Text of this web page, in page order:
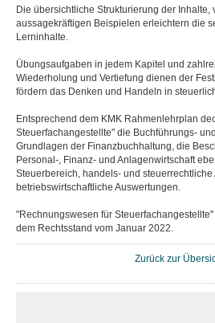
Die übersichtliche Strukturierung der Inhalte,
aussagekräftigen Beispielen erleichtern die
Lerninhalte.
Übungsaufgaben in jedem Kapitel und
Wiederholung und Vertiefung dienen der
fördern das Denken und Handeln in
Entsprechend dem KMK Rahmenlehrplan
Steuerfachangestellte" die Buchführungs-
Grundlagen der Finanzbuchhaltung, die
Personal-, Finanz- und Anlagenwirtschaft
Steuerbereich, handels- und
betriebswirtschaftliche Auswertungen.
"Rechnungswesen für
dem Rechtsstand vom Januar 2022.
Zurück zur